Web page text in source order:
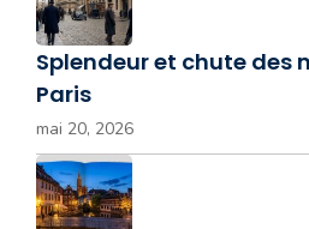
Splendeur et chute des
Paris
mai 20, 2026